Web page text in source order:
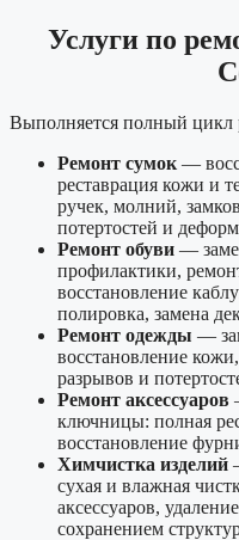
Услуги по
Выполняется полный цикл
Ремонт сумок —
реставрация кожи и
ручек, молний,
потертостей и
Ремонт обуви —
профилактики,
восстановление
полировка, замена
Ремонт одежды —
восстановление
разрывов и
Ремонт аксессуаров
ключницы: полная
восстановление
Химчистка изделий
сухая и влажная
аксессуаров,
сохранением